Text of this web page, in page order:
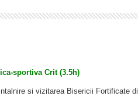
sportiva Crit (3.5h)
si vizitarea Bisericii Fortificate